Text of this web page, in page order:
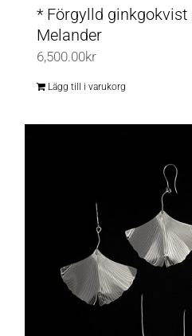
* Förgylld ginkgokvist
Melander
6,500.00kr
Lägg till i varukorg